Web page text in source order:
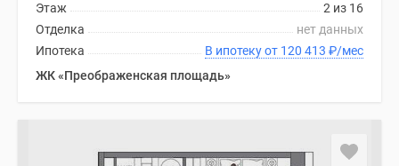
2 из 16
Этаж
нет данных
Отделка
В ипотеку от 120 413 ₽/мес
Ипотека
ЖК «Преображенская площадь»